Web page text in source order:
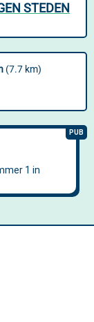
STEDEN
(7.7 km)